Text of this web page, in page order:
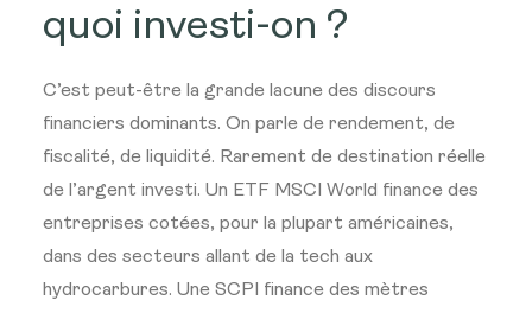
quoi investi-on ?
C’est peut-être la grande lacune des discours
financiers dominants. On parle de rendement, de
fiscalité, de liquidité. Rarement de destination réelle
de l’argent investi. Un ETF MSCI World finance des
entreprises cotées, pour la plupart américaines,
dans des secteurs allant de la tech aux
hydrocarbures. Une SCPI finance des mètres